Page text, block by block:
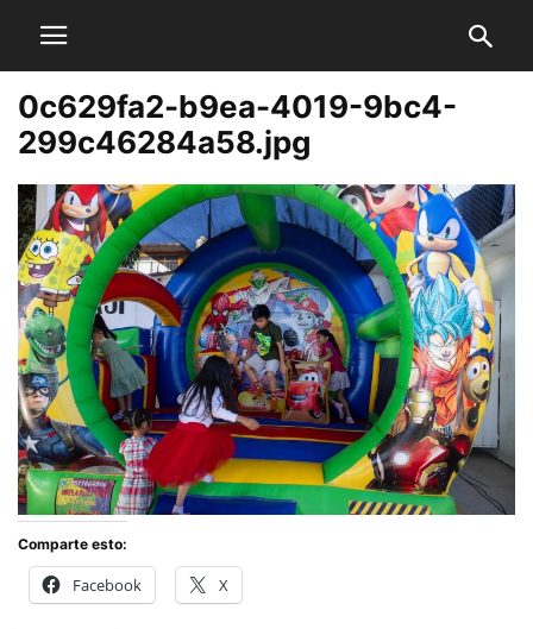
0c629fa2-b9ea-4019-9bc4-
299c46284a58.jpg
Comparte esto:
Facebook X